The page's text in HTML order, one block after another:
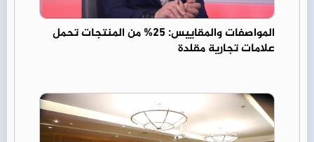
المواصفات والمقاييس: 25% من المنتجات تحمل
علامات تجارية مقلدة